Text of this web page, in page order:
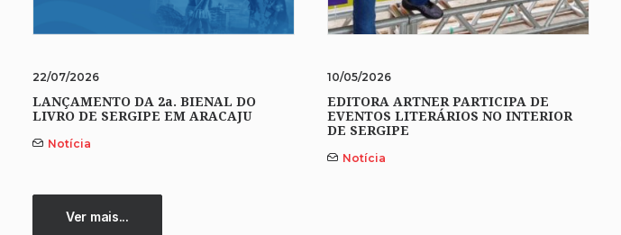
22/07/2026
LANÇAMENTO DA 2a. BIENAL DO
LIVRO DE SERGIPE EM ARACAJU
Notícia
10/05/2026
EDITORA ARTNER PARTICIPA DE
EVENTOS LITERÁRIOS NO INTERIOR
DE SERGIPE
Notícia
Ver mais...